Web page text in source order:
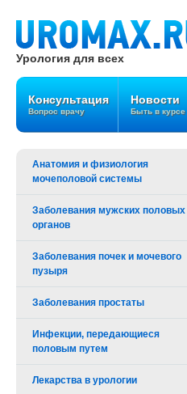
Урология для всех
Консультация
Вопрос врачу
Новости
Быть в курсе
Анатомия и физиология
мочеполовой системы
Заболевания мужских половых
органов
Заболевания почек и мочевого
пузыря
Заболевания простаты
Инфекции, передающиеся
половым путем
Лекарства в урологии